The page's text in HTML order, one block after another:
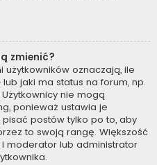
zmienić?
oznaczają, ile
jaki ma status na forum, np.
nie mogą
ponieważ ustawia je
postów tylko po to, aby
to swoją rangę. Większość
i moderator lub administrator